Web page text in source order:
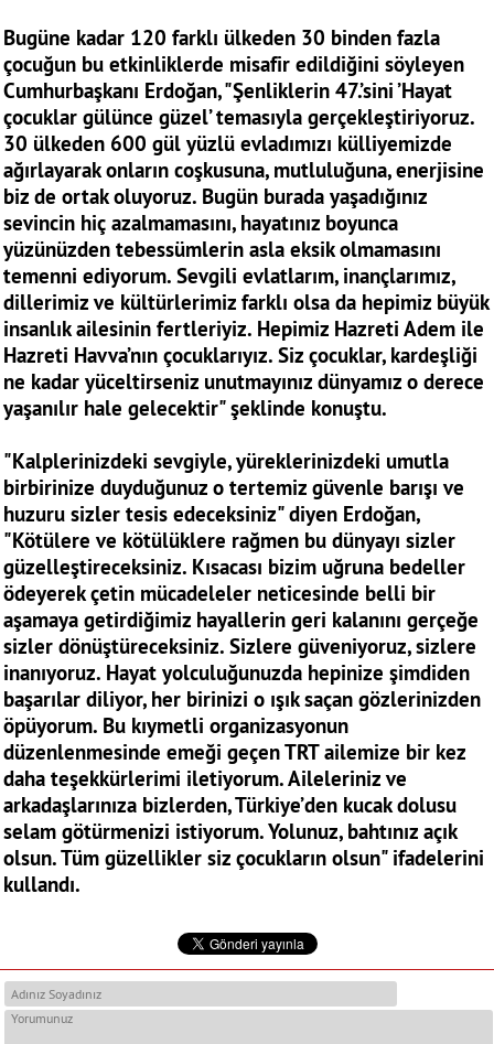
Bugüne kadar 120 farklı ülkeden 30 binden fazla
çocuğun bu etkinliklerde misafir edildiğini söyleyen
Cumhurbaşkanı Erdoğan, "Şenliklerin 47.’sini ’Hayat
çocuklar gülünce güzel’ temasıyla gerçekleştiriyoruz.
30 ülkeden 600 gül yüzlü evladımızı külliyemizde
ağırlayarak onların coşkusuna, mutluluğuna, enerjisine
biz de ortak oluyoruz. Bugün burada yaşadığınız
sevincin hiç azalmamasını, hayatınız boyunca
yüzünüzden tebessümlerin asla eksik olmamasını
temenni ediyorum. Sevgili evlatlarım, inançlarımız,
dillerimiz ve kültürlerimiz farklı olsa da hepimiz büyük
insanlık ailesinin fertleriyiz. Hepimiz Hazreti Adem ile
Hazreti Havva’nın çocuklarıyız. Siz çocuklar, kardeşliği
ne kadar yüceltirseniz unutmayınız dünyamız o derece
yaşanılır hale gelecektir" şeklinde konuştu.
"Kalplerinizdeki sevgiyle, yüreklerinizdeki umutla
birbirinize duyduğunuz o tertemiz güvenle barışı ve
huzuru sizler tesis edeceksiniz" diyen Erdoğan,
"Kötülere ve kötülüklere rağmen bu dünyayı sizler
güzelleştireceksiniz. Kısacası bizim uğruna bedeller
ödeyerek çetin mücadeleler neticesinde belli bir
aşamaya getirdiğimiz hayallerin geri kalanını gerçeğe
sizler dönüştüreceksiniz. Sizlere güveniyoruz, sizlere
inanıyoruz. Hayat yolculuğunuzda hepinize şimdiden
başarılar diliyor, her birinizi o ışık saçan gözlerinizden
öpüyorum. Bu kıymetli organizasyonun
düzenlenmesinde emeği geçen TRT ailemize bir kez
daha teşekkürlerimi iletiyorum. Aileleriniz ve
arkadaşlarınıza bizlerden, Türkiye’den kucak dolusu
selam götürmenizi istiyorum. Yolunuz, bahtınız açık
olsun. Tüm güzellikler siz çocukların olsun" ifadelerini
kullandı.